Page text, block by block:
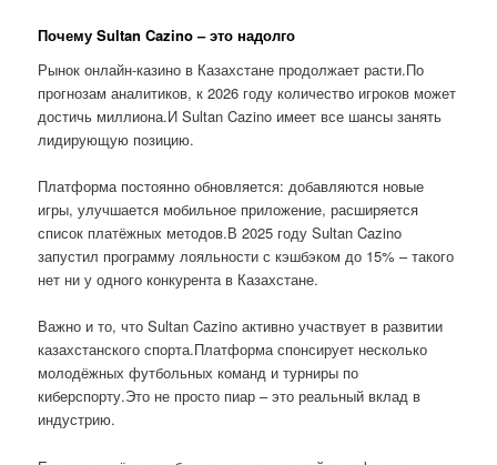
Почему Sultan Cazino – это надолго
Рынок онлайн-казино в Казахстане продолжает расти.По
прогнозам аналитиков, к 2026 году количество игроков может
достичь миллиона.И Sultan Cazino имеет все шансы занять
лидирующую позицию.
Платформа постоянно обновляется: добавляются новые
игры, улучшается мобильное приложение, расширяется
список платёжных методов.В 2025 году Sultan Cazino
запустил программу лояльности с кэшбэком до 15% – такого
нет ни у одного конкурента в Казахстане.
Важно и то, что Sultan Cazino активно участвует в развитии
казахстанского спорта.Платформа спонсирует несколько
молодёжных футбольных команд и турниры по
киберспорту.Это не просто пиар – это реальный вклад в
индустрию.